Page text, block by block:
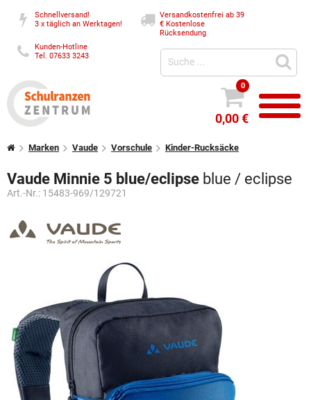
Schnellversand!
3 x täglich an Werktagen!
Versandkostenfrei ab 39
€Kostenlose
Rücksendung
Kunden-Hotline
Tel. 07633 3243
0
0,00 €
Marken Vaude Vorschule Kinder-Rucksäcke
Vaude Minnie 5 blue/eclipse blue / eclipse
Art.-Nr.: 15483-969/129721